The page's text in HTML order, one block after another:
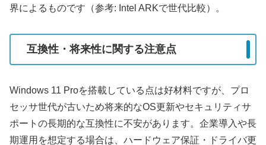
界によるものです（参考: Intel ARKで世代比較）。
互換性・将来性に関する注意点
Windows 11 Proを搭載している点は好材料ですが、プロ
セッサ世代が古いため将来的なOS更新やセキュリティサ
ポートの長期的な互換性に不安があります。企業導入や長
期運用を想定する場合は、ハードウェア保証・ドライバ更